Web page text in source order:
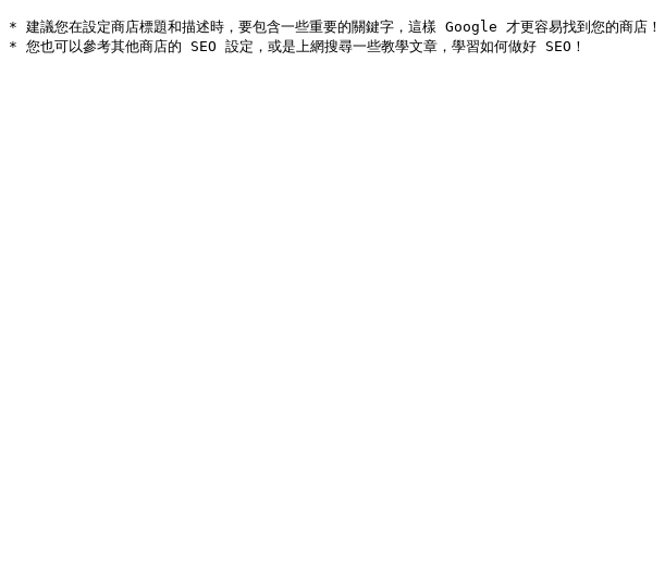
* 建議您在設定商店標題和描述時，要包含一些重要的關鍵字，這樣 Google 才更容易找到您的商店！